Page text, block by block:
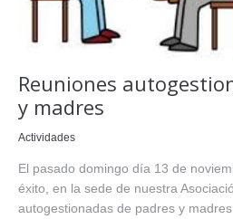
Reuniones
y madres
Actividades
El pasado domingo día 13 de
éxito, en la sede de nuestra
autogestionadas de padres y